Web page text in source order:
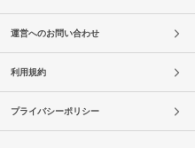
運営へのお問い合わせ
利用規約
プライバシーポリシー